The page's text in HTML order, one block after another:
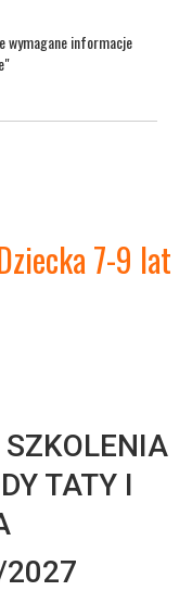
wymagane informacje
7-9 lat
TATY I
2027